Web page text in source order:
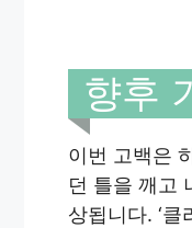
향후
이번 고백은
던 틀을 깨고
상됩니다. ‘